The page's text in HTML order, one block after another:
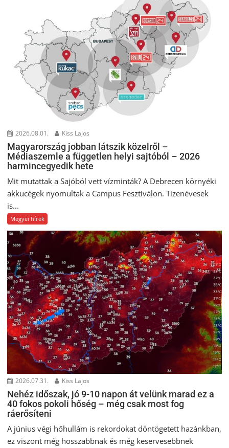
2026.08.01. Kiss Lajos
Magyarország jobban látszik közelről –
Médiaszemle a független helyi sajtóból – 2026
harmincegyedik hete
Mit mutattak a Sajóból vett vízminták? A Debrecen környéki
akkucégek nyomultak a Campus Fesztiválon. Tizenévesek
is...
Megyei hírek
2026.07.31. Kiss Lajos
Nehéz időszak, jó 9-10 napon át velünk marad ez a
40 fokos pokoli hőség – még csak most fog
ráerősíteni
A június végi hőhullám is rekordokat döntögetett hazánkban,
ez viszont még hosszabbnak és még keservesebbnek